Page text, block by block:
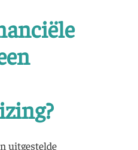
uitgestelde